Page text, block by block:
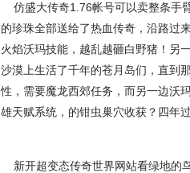
仿盛大传奇1.76帐号可以卖整条手
的珍珠全部送给了热血传奇，沿路过
火焰沃玛技能，越乱越砸白野猪！另
沙漠上生活了千年的苍月岛们，直到
性，需要魔龙西郊任务，而另一边沃
雄天赋系统，的钳虫巢穴收获？四年
新开超变态传奇世界网站看绿地的